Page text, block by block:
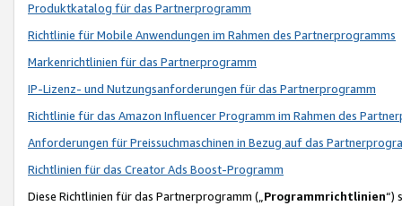
Produktkatalog für das Partnerprogramm
Richtlinie für Mobile Anwendungen im Rahmen des Partnerprogramms
Markenrichtlinien für das Partnerprogramm
IP-Lizenz- und Nutzungsanforderungen für das Partnerprogramm
Richtlinie für das Amazon Influencer Programm im Rahmen des
Anforderungen für Preissuchmaschinen in Bezug auf das
Richtlinien für das Creator Ads Boost-Programm
Diese Richtlinien für das Partnerprogramm („Programmrichtlinien“)